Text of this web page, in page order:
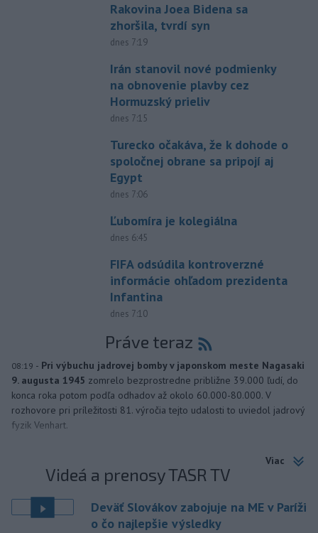
Rakovina Joea Bidena sa
zhoršila, tvrdí syn
dnes 7:19
Irán stanovil nové podmienky
na obnovenie plavby cez
Hormuzský prieliv
dnes 7:15
Turecko očakáva, že k dohode o
spoločnej obrane sa pripojí aj
Egypt
dnes 7:06
Ľubomíra je kolegiálna
dnes 6:45
FIFA odsúdila kontroverzné
informácie ohľadom prezidenta
Infantina
dnes 7:10
Práve teraz
08:19 - Pri výbuchu jadrovej bomby v japonskom meste Nagasaki
9. augusta 1945 zomrelo bezprostredne približne 39.000 ľudí, do
konca roka potom podľa odhadov až okolo 60.000-80.000. V
rozhovore pri príležitosti 81. výročia tejto udalosti to uviedol jadrový
fyzik Venhart.
Viac
Videá a prenosy TASR TV
Deväť Slovákov zabojuje na ME v Paríži
o čo najlepšie výsledky